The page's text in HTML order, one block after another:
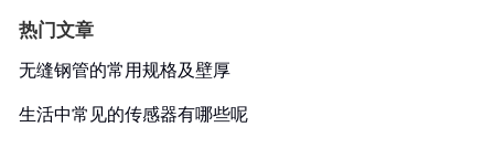
热门文章
无缝钢管的常用规格及壁厚
生活中常见的传感器有哪些呢